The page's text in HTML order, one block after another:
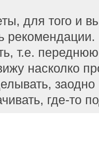
для того и
рекомендации.
т.е.
насколко
где-то